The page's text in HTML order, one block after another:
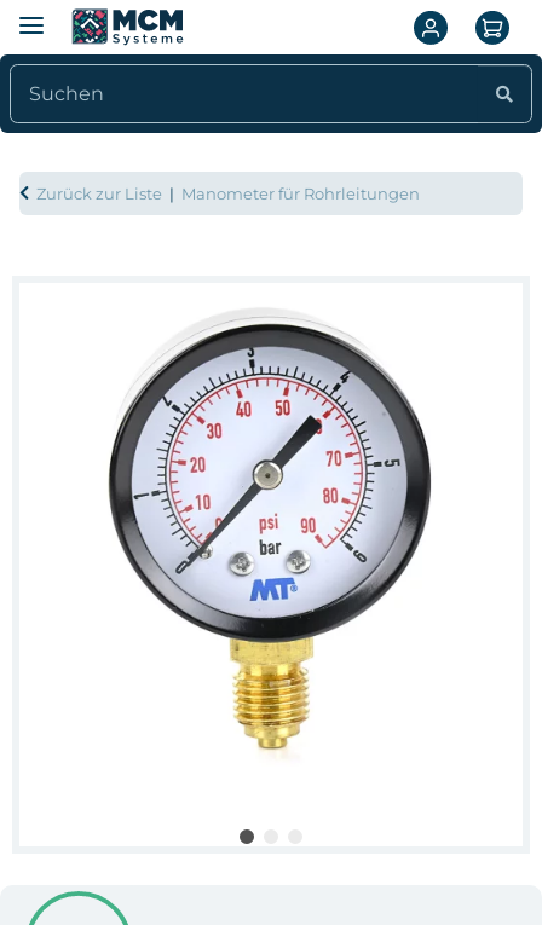
Zurück zur Liste Manometer für Rohrleitungen